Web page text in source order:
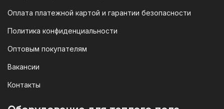
Оплата платежной картой и гарантии безопасности
Политика конфиденциальности
Оптовым покупателям
Вакансии
Контакты